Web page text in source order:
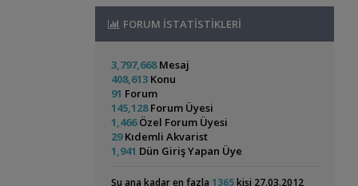
Akvaryum ve Tür Tavsiyesi
Balkondaki Pondum Çok Isınıyor.
Kefali,19:19
37 Litrelik Siyah Neon Tetra
Akvaryumum
Akvaryum Tanıtımı
Red Mangrove (rhizophora Mangle)
bilentungul ,14:43
Akvaryum Tanıtımı
Besleyenler Future07,14:25
Electric Blue Acara 60x40x40 Walstad
CevdetSERBEST11:42
Moss TeliCevdetSERBEST11:42
Gold Laser Corydoras (3d-6e)
🐬˚˖𓍢✨໋ 🐋✧˚koleksiyonluk Bitkiler˚˖🐬˚✨໋ 🐋✧˚.
🐟 hasancn
Cam Emiş Basış ,gübre Seti 7 Parça
10:04
High Tech Paketleri %40 İndimli Tek Paket
hasancn10:04
Antepli eren3rll abdullahguler
Burak PEKDEMİR ,barsbingul
Ali,oguzhn,birkayaydin,
FORUM İSTATİSTİKLERİ
3,797,668Mesaj
408,613 Konu
91 Forum
145,128Forum Üyesi
1,466Özel Forum Üyesi
29Kıdemli Akvarist
1,941 Dün Giriş Yapan Üye
Şu ana kadar en fazla 1365kişi 27.03.2012